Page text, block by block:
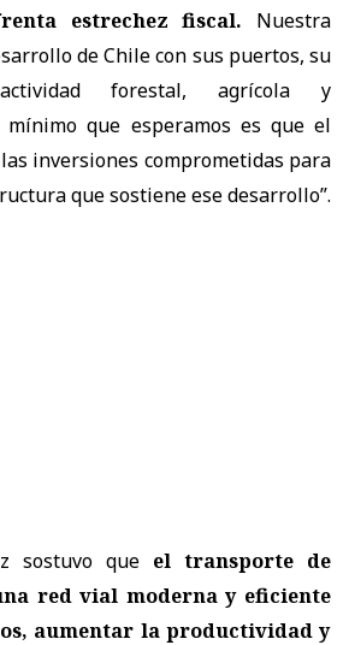
estrechez fiscal. Nuestra
de Chile con sus puertos, su
forestal, agrícola y
mínimo que esperamos es que el
inversiones comprometidas para
que sostiene ese desarrollo”.
sostuvo que el transporte de
red vial moderna y eficiente
aumentar la productividad y